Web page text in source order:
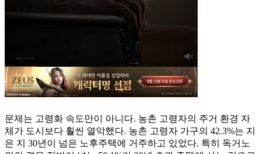
문제는 고령화 속도만이 아니다. 농촌 고령자의 주거 환경 자
체가 도시보다 훨씬 열악했다. 농촌 고령자 가구의 42.3%는 지
은 지 30년이 넘은 노후주택에 거주하고 있었다. 특히 독거노